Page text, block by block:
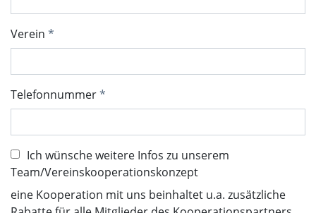
Verein
Telefonnummer
Ich wünsche weitere Infos zu unserem
Team/Vereinskooperationskonzept
eine Kooperation mit uns beinhaltet u.a. zusätzliche